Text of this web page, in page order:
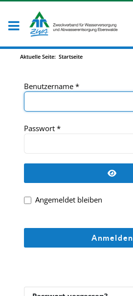
Aktuelle Seite: Startseite
Benutzername *
Passwort *
Angemeldet bleiben
Anmelden